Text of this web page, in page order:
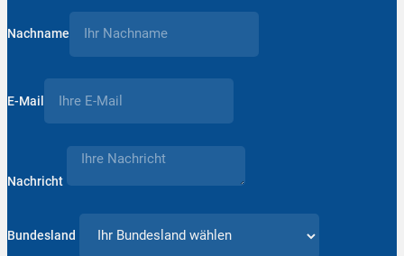
Nachname
E-Mail
Nachricht
Bundesland